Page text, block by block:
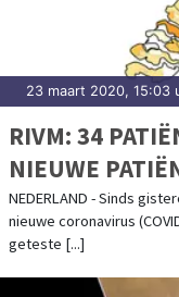
23 maart 2020, 15:03
RIVM: 34
NIEUWE
POSITIEF
NEDERLAND - Sinds
nieuwe coronavirus
geteste [...]